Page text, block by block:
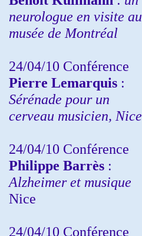
neurologue en visite au
musée de Montréal
24/04/10 Conférence
Pierre Lemarquis :
Sérénade pour un
cerveau musicien, Nice
24/04/10 Conférence
Philippe Barrès :
Alzheimer et musique
Nice
24/04/10 Conférence